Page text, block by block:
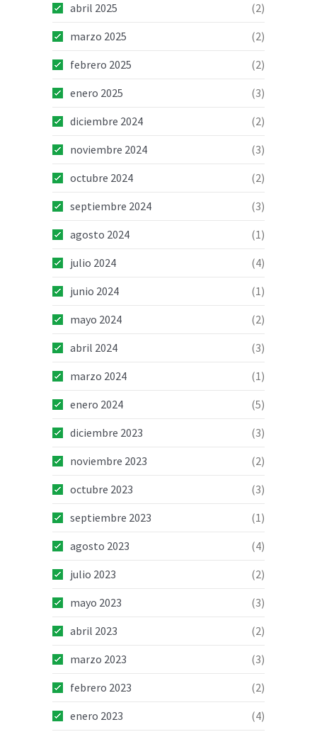
abril 2025
(2)
marzo 2025
(2)
febrero 2025
(2)
enero 2025
(3)
diciembre 2024
(2)
noviembre 2024
(3)
octubre 2024
(2)
septiembre 2024
(3)
agosto 2024
(1)
julio 2024
(4)
junio 2024
(1)
mayo 2024
(2)
abril 2024
(3)
marzo 2024
(1)
enero 2024
(5)
diciembre 2023
(3)
noviembre 2023
(2)
octubre 2023
(3)
septiembre 2023
(1)
agosto 2023
(4)
julio 2023
(2)
mayo 2023
(3)
abril 2023
(2)
marzo 2023
(3)
febrero 2023
(2)
enero 2023
(4)